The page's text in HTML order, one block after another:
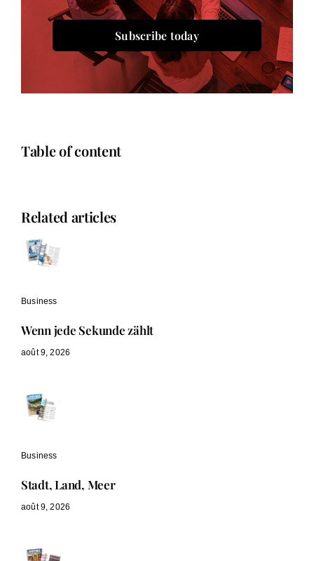
Subscribe today
Table of content
Related articles
Business
Wenn jede Sekunde zählt
août 9, 2026
Business
Stadt, Land, Meer
août 9, 2026